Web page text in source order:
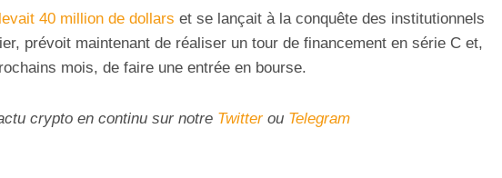
levait 40 million de dollars et se lançait à la conquête des institutionnels
prévoit maintenant de réaliser un tour de financement en série C et,
mois, de faire une entrée en bourse.
crypto en continu sur notre Twitterou Telegram